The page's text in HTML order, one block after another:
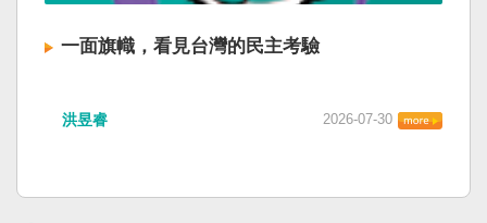
一面旗幟，看見台灣的民主考驗
洪昱睿 2026-07-30